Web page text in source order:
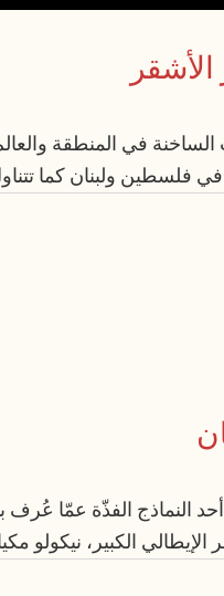
في المنطقة
في فلسطين ولبنان كما
النماذج الفذّة عمّا عُرف
الكبير، نيكولو